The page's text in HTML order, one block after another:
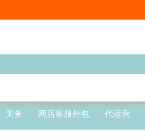
关务 网店客服外包 代运营